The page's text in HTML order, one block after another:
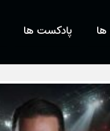
پادکست ها